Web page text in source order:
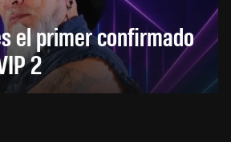
el primer confirmado
2